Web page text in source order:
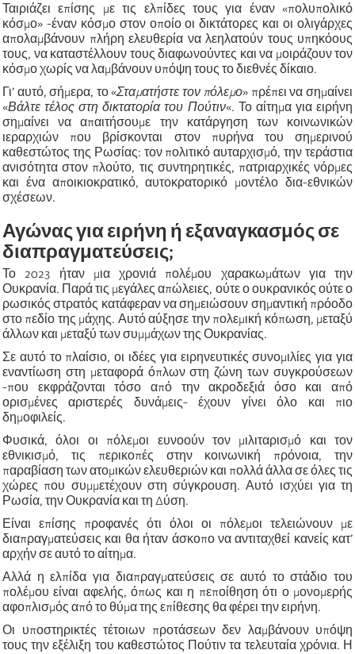
Ταιριάζει επίσης με τις ελπίδες τους για έναν «πολυπολικό
κόσμο» -έναν κόσμο στον οποίο οι δικτάτορες και οι ολιγάρχες
απολαμβάνουν πλήρη ελευθερία να λεηλατούν τους υπηκόους
τους, να καταστέλλουν τους διαφωνούντες και να μοιράζουν τον
κόσμο χωρίς να λαμβάνουν υπόψη τους το διεθνές δίκαιο.
Γι’ αυτό, σήμερα, το «Σταματήστε τον πόλεμο» πρέπει να σημαίνει
«Βάλτε τέλος στη δικτατορία του Πούτιν«. Το αίτημα για ειρήνη
σημαίνει να απαιτήσουμε την κατάργηση των κοινωνικών
ιεραρχιών που βρίσκονται στον πυρήνα του σημερινού
καθεστώτος της Ρωσίας: τον πολιτικό αυταρχισμό, την τεράστια
ανισότητα στον πλούτο, τις συντηρητικές, πατριαρχικές νόρμες
και ένα αποικιοκρατικό, αυτοκρατορικό μοντέλο δια-εθνικών
σχέσεων.
Αγώνας για ειρήνη ή εξαναγκασμός σε
διαπραγματεύσεις;
Το 2023 ήταν μια χρονιά πολέμου χαρακωμάτων για την
Ουκρανία. Παρά τις μεγάλες απώλειες, ούτε ο ουκρανικός ούτε ο
ρωσικός στρατός κατάφεραν να σημειώσουν σημαντική πρόοδο
στο πεδίο της μάχης. Αυτό αύξησε την πολεμική κόπωση, μεταξύ
άλλων και μεταξύ των συμμάχων της Ουκρανίας.
Σε αυτό το πλαίσιο, οι ιδέες για ειρηνευτικές συνομιλίες για για
εναντίωση στη μεταφορά όπλων στη ζώνη των συγκρούσεων
-που εκφράζονται τόσο από την ακροδεξιά όσο και από
ορισμένες αριστερές δυνάμεις- έχουν γίνει όλο και πιο
δημοφιλείς.
Φυσικά, όλοι οι πόλεμοι ευνοούν τον μιλιταρισμό και τον
εθνικισμό, τις περικοπές στην κοινωνική πρόνοια, την
παραβίαση των ατομικών ελευθεριών και πολλά άλλα σε όλες τις
χώρες που συμμετέχουν στη σύγκρουση. Αυτό ισχύει για τη
Ρωσία, την Ουκρανία και τη Δύση.
Είναι επίσης προφανές ότι όλοι οι πόλεμοι τελειώνουν με
διαπραγματεύσεις και θα ήταν άσκοπο να αντιταχθεί κανείς κατ’
αρχήν σε αυτό το αίτημα.
Αλλά η ελπίδα για διαπραγματεύσεις σε αυτό το στάδιο του
πολέμου είναι αφελής, όπως και η πεποίθηση ότι ο μονομερής
αφοπλισμός από το θύμα της επίθεσης θα φέρει την ειρήνη.
Οι υποστηρικτές τέτοιων προτάσεων δεν λαμβάνουν υπόψη
τους την εξέλιξη του καθεστώτος Πούτιν τα τελευταία χρόνια. Η